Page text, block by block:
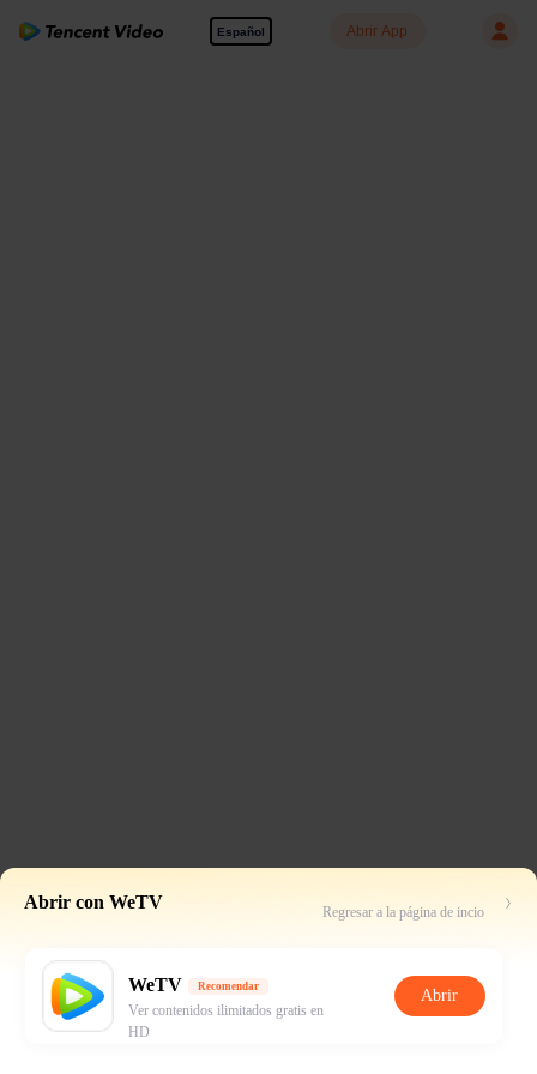
Español Abrir App
Abrir con WeTV Regresar a la página de incio
WeTV Recomendar
Ver contenidos ilimitados gratis en
HD
Abrir